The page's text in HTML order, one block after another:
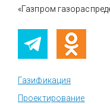
«Газпром
Газификация
Проектирование